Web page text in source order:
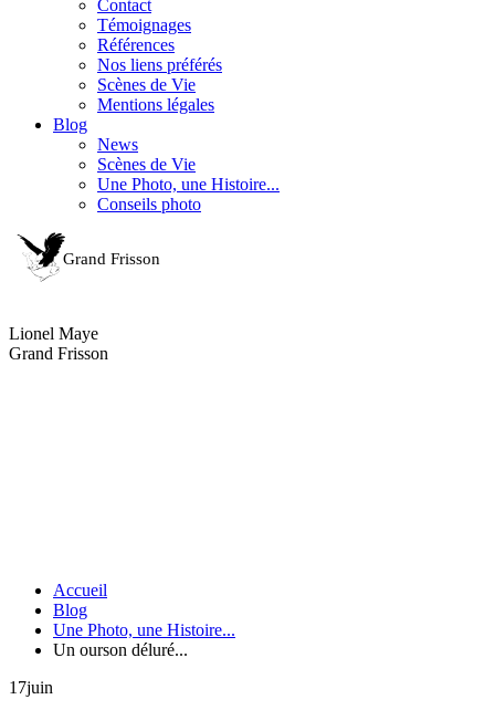
Contact
Témoignages
Références
Nos liens préférés
Scènes de Vie
Mentions légales
Blog
News
Scènes de Vie
Une Photo, une Histoire...
Conseils photo
Lionel Maye
Grand Frisson
Accueil
Blog
Une Photo, une Histoire...
Un ourson déluré...
17juin